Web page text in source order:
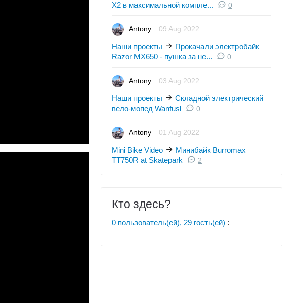
X2 в максимальной компле...
0
Antony 09 Aug 2022
Наши проекты
Прокачали электробайк
Razor MX650 - пушка за не...
0
Antony 03 Aug 2022
Наши проекты
Складной электрический
вело-мопед Wanfusl
0
Antony 01 Aug 2022
Mini Bike Video
Минибайк Burromax
TT750R at Skatepark
2
Кто здесь?
0 пользователь(ей), 29 гость(ей) :